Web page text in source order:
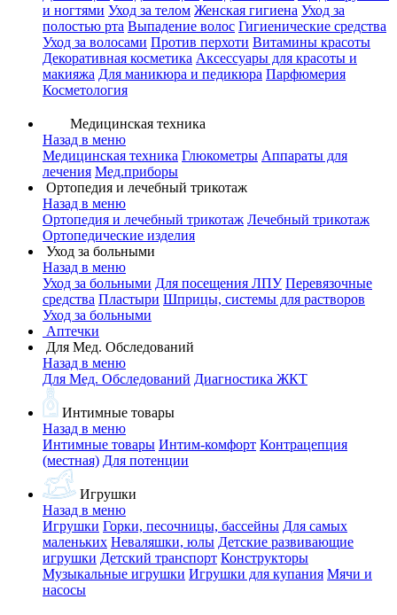
и ногтями Уход за телом Женская гигиена Уход за
полостью рта Выпадение волос Гигиенические средства
Уход за волосами Против перхоти Витамины красоты
Декоративная косметика Аксессуары для красоты и
макияжа Для маникюра и педикюра Парфюмерия
Косметология
Медицинская техника
Назад в меню
Медицинская техника Глюкометры Аппараты для
лечения Мед.приборы
Ортопедия и лечебный трикотаж
Назад в меню
Ортопедия и лечебный трикотаж Лечебный трикотаж
Ортопедические изделия
Уход за больными
Назад в меню
Уход за больными Для посещения ЛПУ Перевязочные
средства Пластыри Шприцы, системы для растворов
Уход за больными
Аптечки
Для Мед. Обследований
Назад в меню
Для Мед. Обследований Диагностика ЖКТ
Интимные товары
Назад в меню
Интимные товары Интим-комфорт Контрацепция
(местная) Для потенции
Игрушки
Назад в меню
Игрушки Горки, песочницы, бассейны Для самых
маленьких Неваляшки, юлы Детские развивающие
игрушки Детский транспорт Конструкторы
Музыкальные игрушки Игрушки для купания Мячи и
насосы